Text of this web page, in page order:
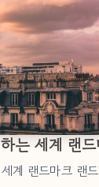
는 세계 랜
계 랜드마크 랜